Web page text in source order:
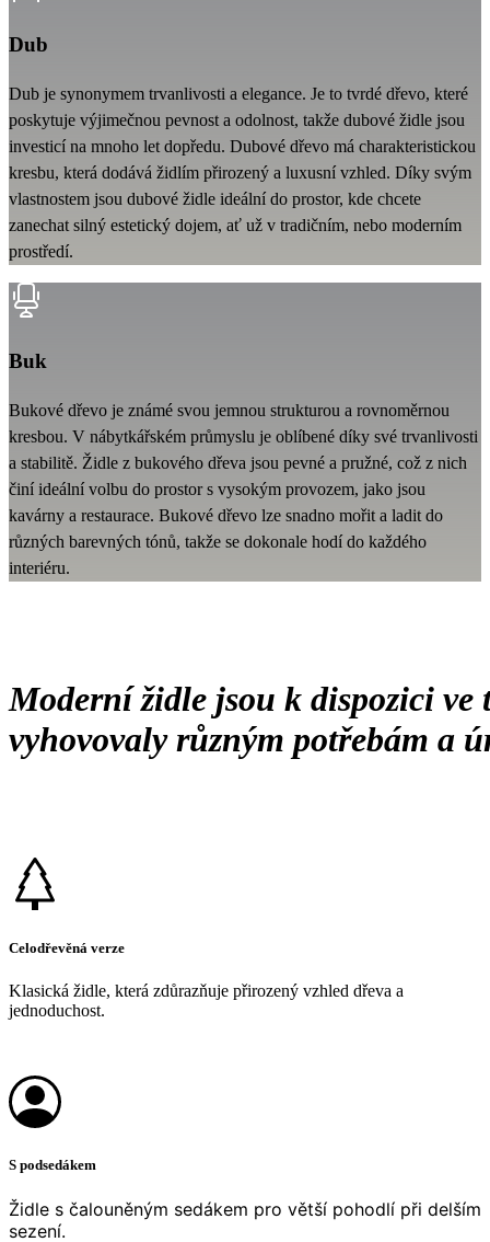
Dub
Dub je synonymem trvanlivosti a elegance. Je to tvrdé dřevo, které
poskytuje výjimečnou pevnost a odolnost, takže dubové židle jsou
investicí na mnoho let dopředu. Dubové dřevo má charakteristickou
kresbu, která dodává židlím přirozený a luxusní vzhled. Díky svým
vlastnostem jsou dubové židle ideální do prostor, kde chcete
zanechat silný estetický dojem, ať už v tradičním, nebo moderním
prostředí.
Buk
Bukové dřevo je známé svou jemnou strukturou a rovnoměrnou
kresbou. V nábytkářském průmyslu je oblíbené díky své trvanlivosti
a stabilitě. Židle z bukového dřeva jsou pevné a pružné, což z nich
činí ideální volbu do prostor s vysokým provozem, jako jsou
kavárny a restaurace. Bukové dřevo lze snadno mořit a ladit do
různých barevných tónů, takže se dokonale hodí do každého
interiéru.
Moderní židle jsou k dispozici
vyhovovaly různým potřebám a
Celodřevěná verze
Klasická židle, která zdůrazňuje přirozený vzhled dřeva a
jednoduchost.
S podsedákem
Židle s čalouněným sedákem pro větší pohodlí při delším
sezení.